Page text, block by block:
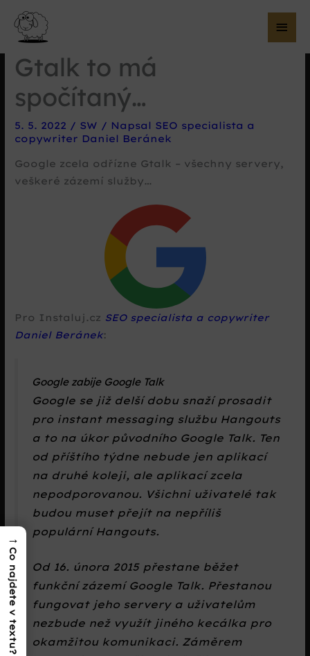
Gtalk to má
spočítaný…
5. 5. 2022 / SW / Napsal SEO specialista a
copywriter Daniel Beránek
Google zcela odřízne Gtalk – všechny servery,
veškeré zázemí služby…
Pro Instaluj.cz SEO specialista a copywriter
Daniel Beránek:
Google zabije Google Talk
Google se již delší dobu snaží prosadit
pro instant messaging službu Hangouts
a to na úkor původního Google Talk. Ten
od příštího týdne nebude jen aplikací
na druhé koleji, ale aplikací zcela
nepodporovanou. Všichni uživatelé tak
budou muset přejít na nepříliš
populární Hangouts.
Od 16. února 2015 přestane běžet
funkční zázemí Google Talk. Přestanou
fungovat jeho servery a uživatelům
nezbude než využít jiného kecálka pro
okamžitou komunikaci. Záměrem
→
Co najdete v textu?